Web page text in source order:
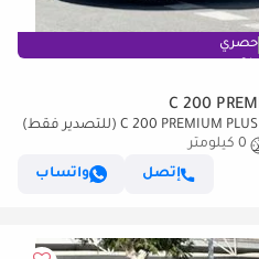
حصري
0 كيلومتر
إتصل
واتساب